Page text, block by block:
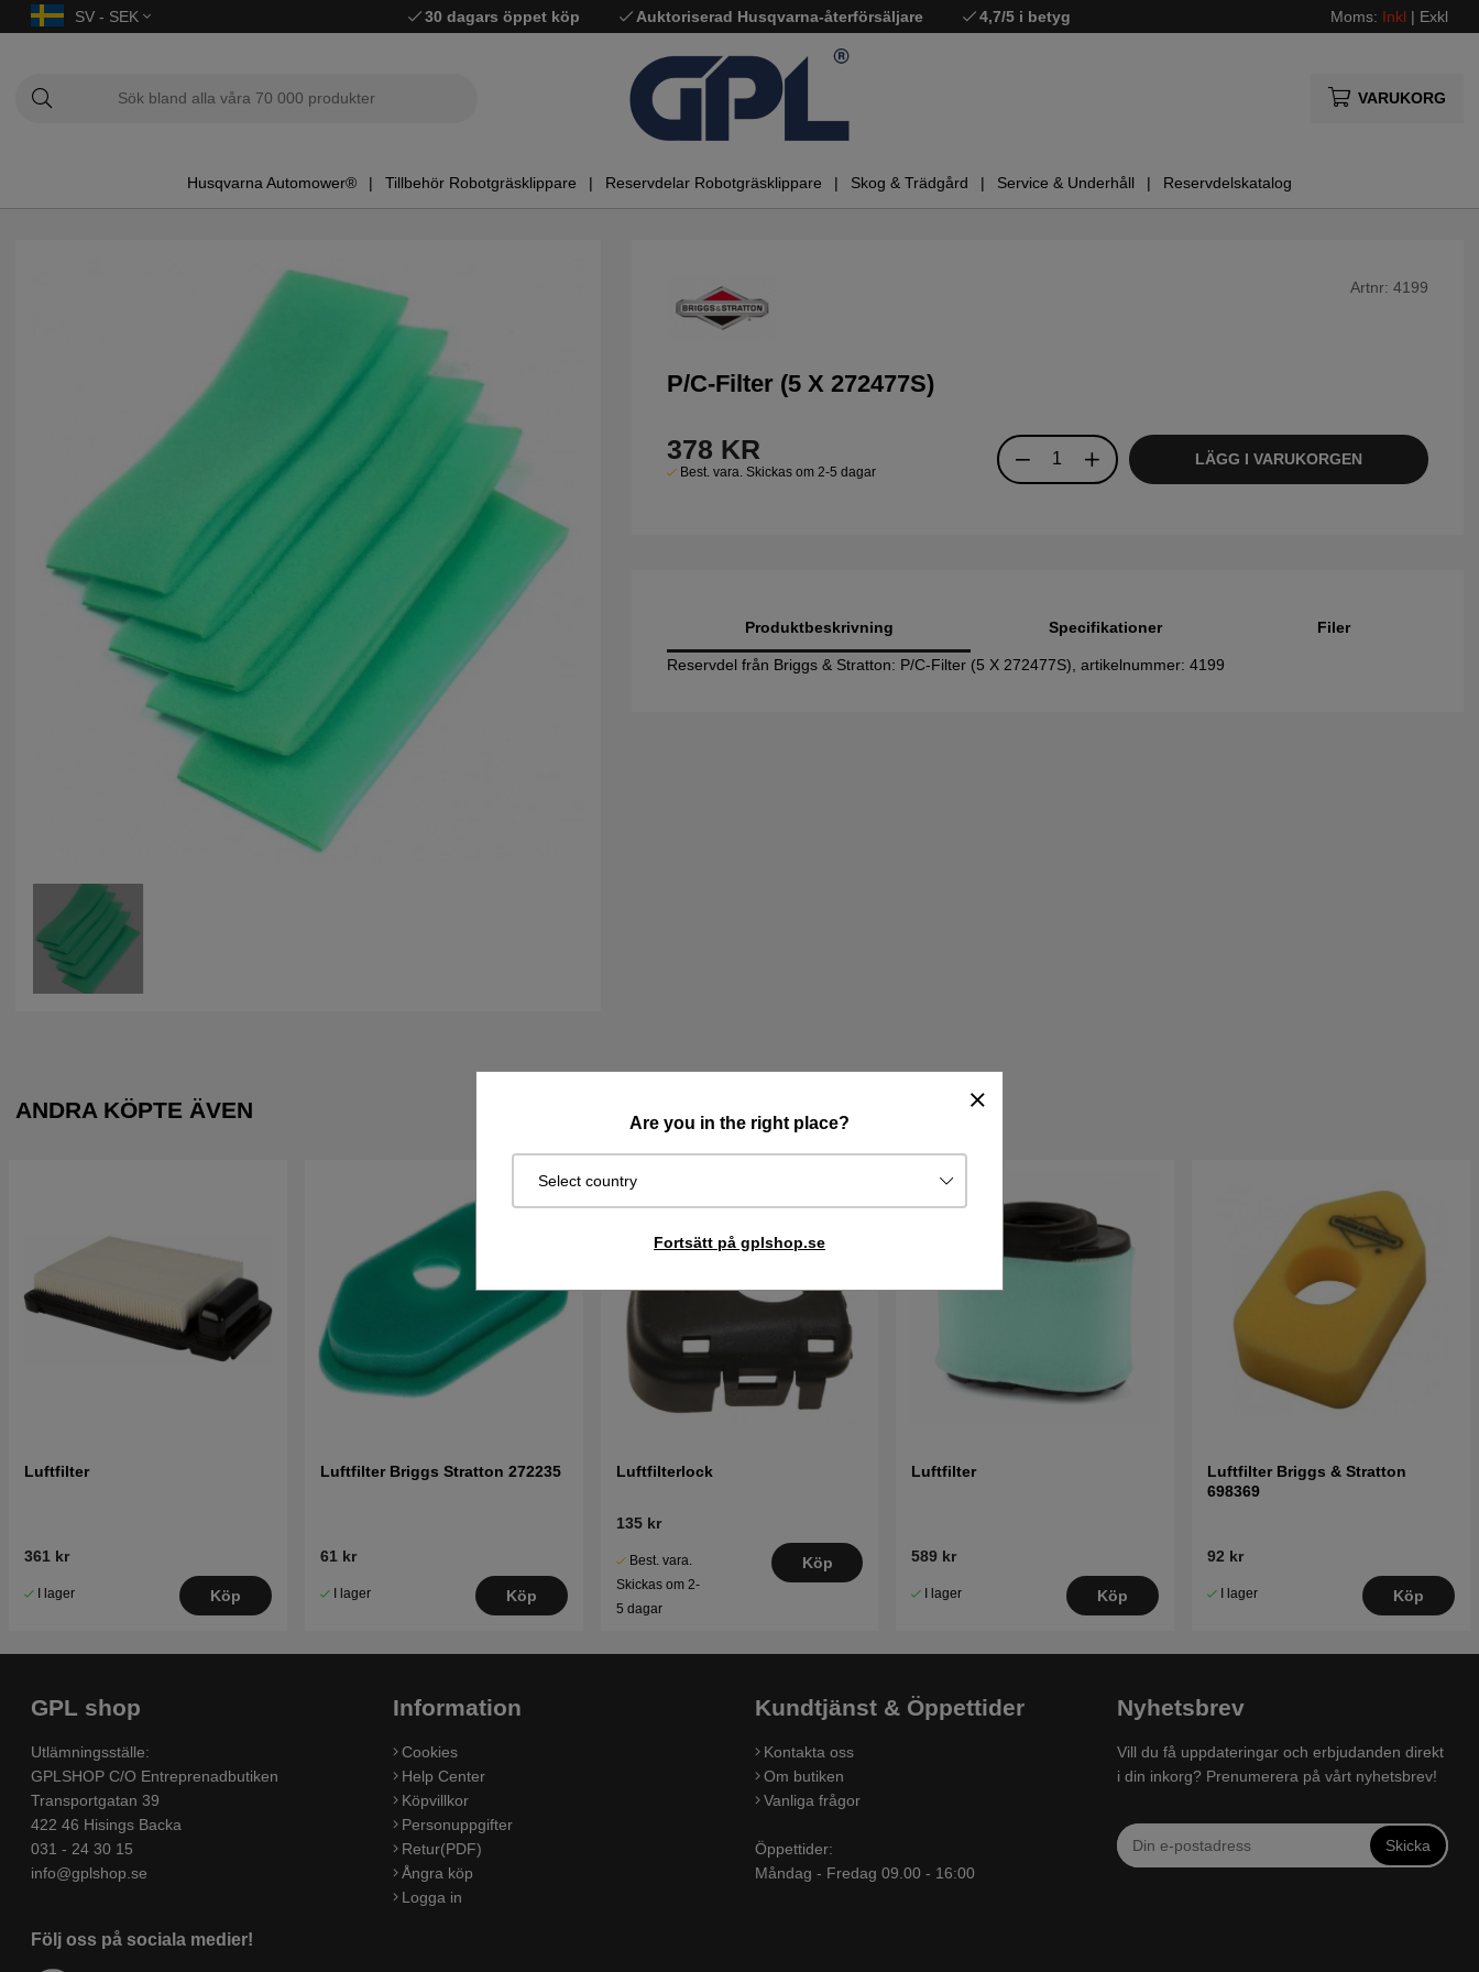
SV - SEK 30 dagars öppet köp Auktoriserad Husqvarna-återförsäljare 4,7/5 i betyg Moms: Inkl | Exkl
VARUKORG
Husqvarna Automower® Tillbehör Robotgräsklippare Reservdelar Robotgräsklippare Skog & Trädgård Service & Underhåll Reservdelskatalog
Are you in the right place?
Select country
Fortsätt på gplshop.se
Artnr: 4199
P/C-Filter (5 X 272477S)
378 KR
Best. vara. Skickas om 2-5 dagar
LÄGG I VARUKORGEN
Produktbeskrivning
Reservdel från Briggs & Stratton: P/C-Filter (5 X 272477S), artikelnummer: 4199
Specifikationer Filer
ANDRA KÖPTE ÄVEN
Luftfilter
361 kr
I lager Köp
Luftfilter Briggs Stratton 272235
61 kr
I lager Köp
Luftfilterlock
135 kr
Best. vara.
Skickas om 2-
5 dagar
Köp
Luftfilter
589 kr
I lager Köp
Luftfilter Briggs & Stratton
698369
92 kr
I lager Köp
GPL shop
Utlämningsställe:
GPLSHOP C/O Entreprenadbutiken
Transportgatan 39
422 46 Hisings Backa
031 - 24 30 15
info@gplshop.se
Följ oss på sociala medier!
Information
Cookies
Help Center
Köpvillkor
Personuppgifter
Retur(PDF)
Ångra köp
Logga in
Kundtjänst & Öppettider
Kontakta oss
Om butiken
Vanliga frågor
Öppettider:
Måndag - Fredag 09.00 - 16:00
Nyhetsbrev
Vill du få uppdateringar och erbjudanden direkt
i din inkorg? Prenumerera på vårt nyhetsbrev!
Skicka